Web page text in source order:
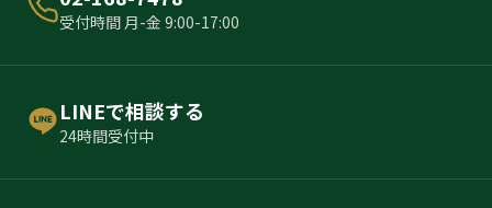
受付時間 月-金 9:00-17:00
LINEで相談する
24時間受付中